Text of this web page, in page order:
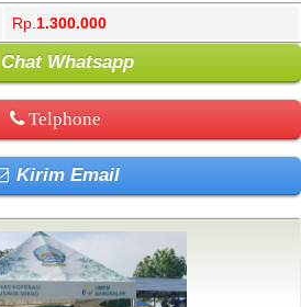
Rp. 1.300.000
Chat Whatsapp
Telphone
Kirim Email